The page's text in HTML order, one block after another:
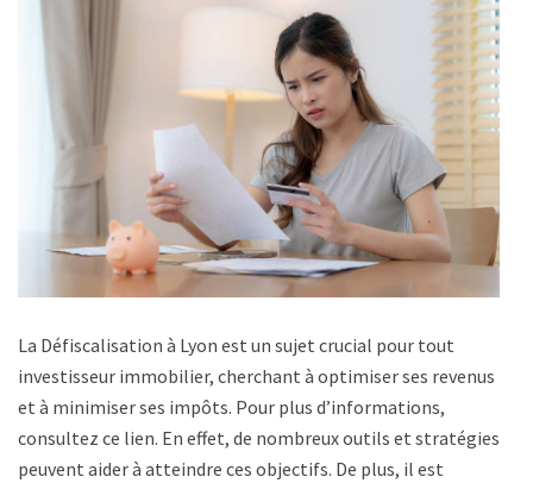
La Défiscalisation à Lyon est un sujet crucial pour tout
investisseur immobilier, cherchant à optimiser ses revenus
et à minimiser ses impôts. Pour plus d’informations,
consultez ce lien. En effet, de nombreux outils et stratégies
peuvent aider à atteindre ces objectifs. De plus, il est